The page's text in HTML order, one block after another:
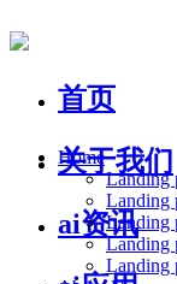
首页
关于我们
ai资讯
Home
Landing
Landing
Landing
Landing
Landing